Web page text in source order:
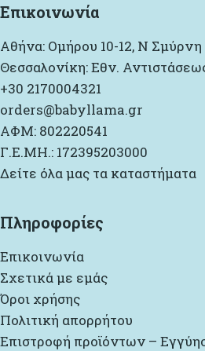
Επικοινωνία
Αθήνα: Ομήρου 10-12, Ν Σμύρνη
Θεσσαλονίκη: Εθν.
+30 2170004321
orders@babyllama.gr
ΑΦΜ: 802220541
Γ.Ε.ΜΗ.: 172395203000
Δείτε όλα μας τα καταστήματα
Πληροφορίες
Επικοινωνία
Σχετικά με εμάς
Όροι χρήσης
Πολιτική απορρήτου
Επιστροφή προϊόντων –